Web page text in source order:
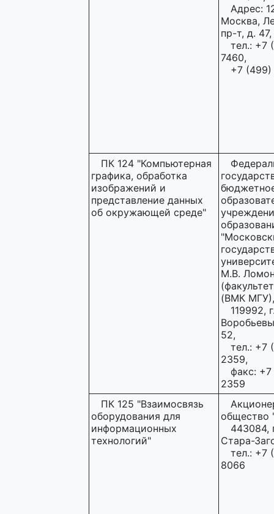
Адрес:
Москва,
пр-т, д. 47,
тел.: +7
7460,
+7 (499)
ПК 124 "Компьютерная
графика, обработка
изображений и
представление данных
об окружающей среде"
М.В.
(ВМК МГУ),
119992,
52,
тел.: +7
2359,
факс:
2359
ПК 125 "Взаимосвязь
оборудования для
информационных
технологий"
общество
443084,
Стара-
тел.: +7
8066